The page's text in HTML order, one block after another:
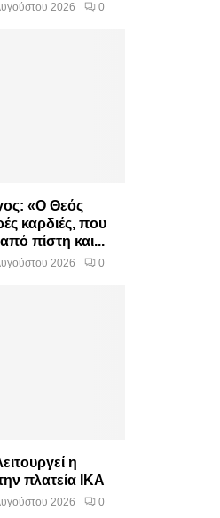
2026 0
«Ο Θεός
καρδιές, που
πίστη και...
2026 0
η
πλατεία ΙΚΑ
2026 0